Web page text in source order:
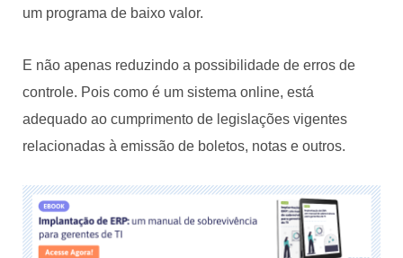
um programa de baixo valor.
E não apenas reduzindo a possibilidade de erros de
controle. Pois como é um sistema online, está
adequado ao cumprimento de legislações vigentes
relacionadas à emissão de boletos, notas e outros.